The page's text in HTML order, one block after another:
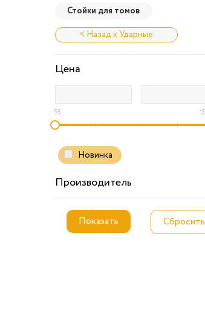
Стойки для томов
< Назад к Ударные
Цена
95
Новинка
Производитель